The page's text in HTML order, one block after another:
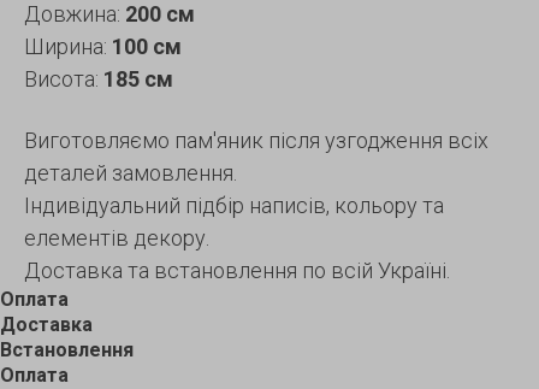
Довжина: 200 см
Ширина: 100 см
Висота: 185 см
Виготовляємо пам'яник після узгодження всіх
деталей замовлення.
Індивідуальний підбір написів, кольору та
елементів декору.
Доставка та встановлення по всій Україні.
Оплата
Доставка
Встановлення
Оплата